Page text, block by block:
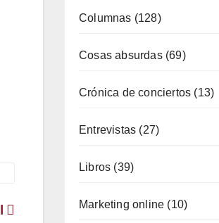
Columnas (128)
Cosas absurdas(69)
Crónica de conciertos (13)
Entrevistas (27)
Libros (39)
Marketing online (10)